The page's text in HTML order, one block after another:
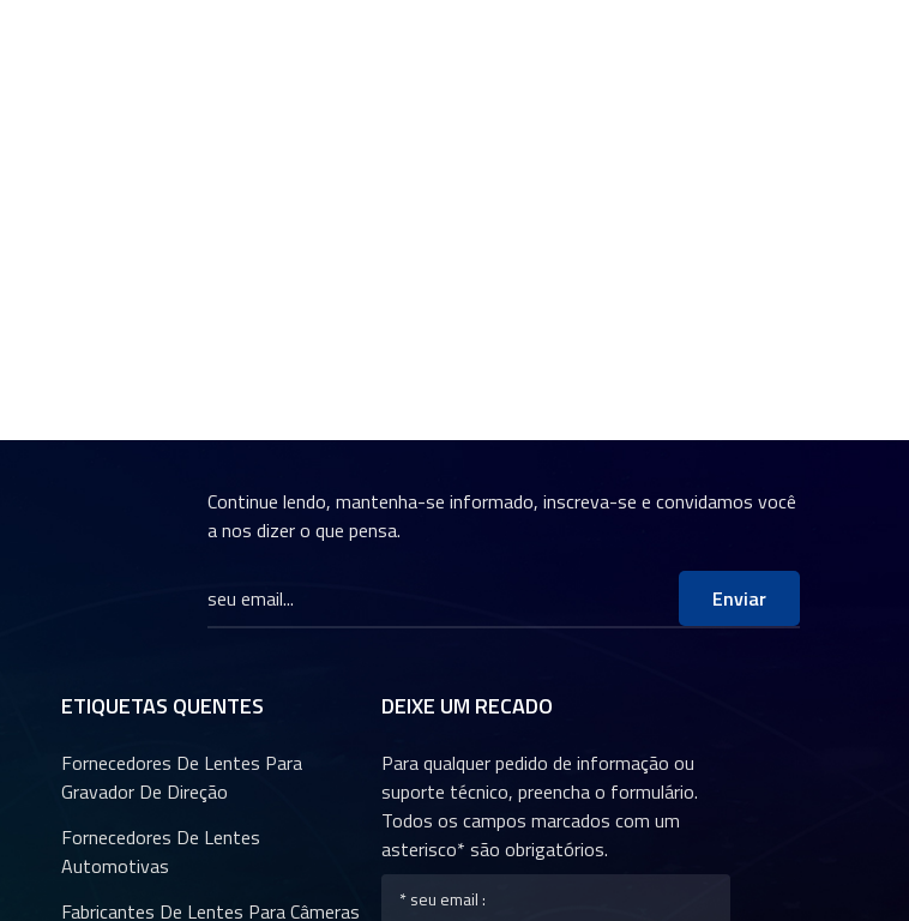
Continue lendo, mantenha-se informado, inscreva-se e convidamos você
a nos dizer o que pensa.
Enviar
ETIQUETAS QUENTES
Fornecedores De Lentes Para
Gravador De Direção
Fornecedores De Lentes
Automotivas
Fabricantes De Lentes Para Câmeras
DEIXE UM RECADO
Para qualquer pedido de informação ou
suporte técnico, preencha o formulário.
Todos os campos marcados com um
asterisco* são obrigatórios.